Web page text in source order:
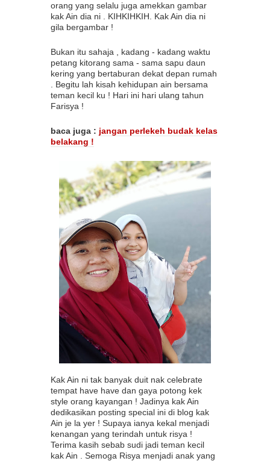
orang yang selalu juga amekkan gambar
kak Ain dia ni . KIHKIHKIH. Kak Ain dia ni
gila bergambar !
Bukan itu sahaja , kadang - kadang waktu
petang kitorang sama - sama sapu daun
kering yang bertaburan dekat depan rumah
. Begitu lah kisah kehidupan ain bersama
teman kecil ku ! Hari ini hari ulang tahun
Farisya !
baca juga : jangan perlekeh budak kelas
belakang !
Kak Ain ni tak banyak duit nak celebrate
tempat have have dan gaya potong kek
style orang kayangan ! Jadinya kak Ain
dedikasikan posting special ini di blog kak
Ain je la yer ! Supaya ianya kekal menjadi
kenangan yang terindah untuk risya !
Terima kasih sebab sudi jadi teman kecil
kak Ain . Semoga Risya menjadi anak yang